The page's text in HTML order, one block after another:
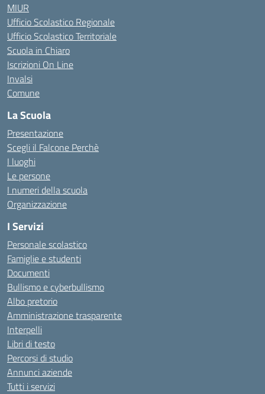
MIUR
Ufficio Scolastico Regionale
Ufficio Scolastico Territoriale
Scuola in Chiaro
Iscrizioni On Line
Invalsi
Comune
La Scuola
Presentazione
Scegli il Falcone Perchè
I luoghi
Le persone
I numeri della scuola
Organizzazione
I Servizi
Personale scolastico
Famiglie e studenti
Documenti
Bullismo e cyberbullismo
Albo pretorio
Amministrazione trasparente
Interpelli
Libri di testo
Percorsi di studio
Annunci aziende
Tutti i servizi